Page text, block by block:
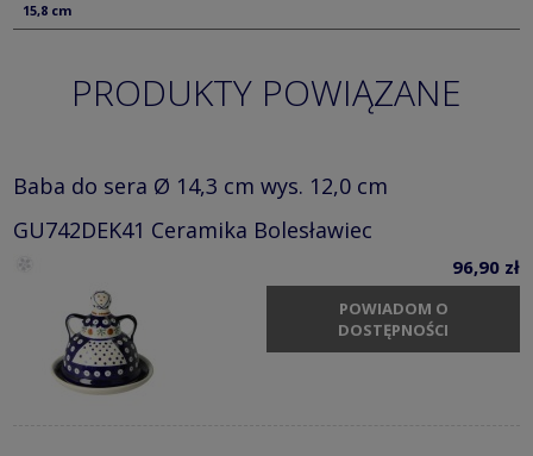
15,8 cm
PRODUKTY POWIĄZANE
Baba do sera Ø 14,3 cm wys. 12,0 cm
GU742DEK41 Ceramika Bolesławiec
96,90 zł
POWIADOM O
DOSTĘPNOŚCI